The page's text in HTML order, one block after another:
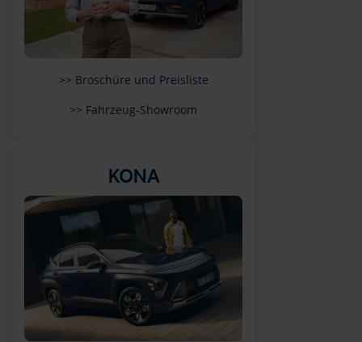
>> Broschüre und Preisliste
>> Fahrzeug-Showroom
KONA